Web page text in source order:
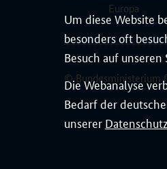
Um diese Website
besonders oft
Besuch auf
Die Webanalyse
Bedarf der
unserer
r
o
p
e
a
Europa
© Bundesministerium